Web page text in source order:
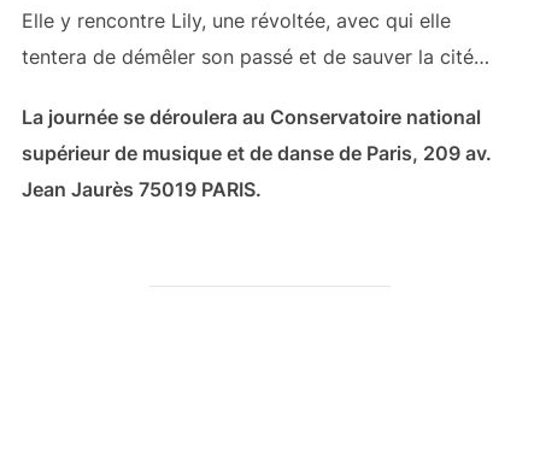
Elle y rencontre Lily, une révoltée, avec qui elle
tentera de démêler son passé et de sauver la cité…
La journée se déroulera au Conservatoire national
supérieur de musique et de danse de Paris, 209 av.
Jean Jaurès 75019 PARIS.